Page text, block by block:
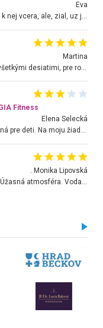
Eva
Hojdacka v Krpelanoch uz nie je, vysli sme si k nej vcera, ale, zial, uz je znicena. Ak sem planujete cestu len kvoli hojdacke, mozete si ju usetrit. Krasny vyhlad je tu vsak aj bez hojdacky :-)
Martina
Nádherné miesto ktoré odporúčam navštíviť všetkými desiatimi, pre rodiny s deťmi, dôchodcom... Proste a jednoducho ozaj rozprávkový les.. určite ešte prídeme. Odniesli sme si na pamiatku krásne tričká,
Fitness
Elena Selecká
Kútik výborný, ale hlučná hudba úplne nevhodná pre deti. Na moju žiadosť o aspoň sušenie nereagovali.
. Monika Lipovská
Úžasné prostredie, napriek tomu, že je malé. Úžasná atmosféra. Voda fantastická a nádherná. Ľudí je pomerne veľa, ale su mili a ohľaduplní. Je veľmi zaujímavé sledovať, ako dokážu spolu športovať cudzí ľudia a bez ohľadu na vek. Vládne tu pohoda. Vnuka neviem dostať z vody. Ďakujem za krásny deň . Urcite sa sem vrátim. Jediný problém je s parkovaním, ale aj ten sa mi podarilo vyriešiť. Monika Bratislava